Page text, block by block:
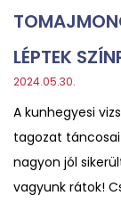
LÉPTEK
2024.05.30.
A kunhegyesi
tagozat
nagyon jól
vagyunk rátok!